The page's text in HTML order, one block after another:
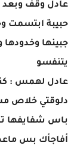
عادل وقف
حبيبة ابتسمت
جبينها
يتنفسو
عادل لهمس :
دلوقتي خلاص
باس شفايفها
أفاجأك بس